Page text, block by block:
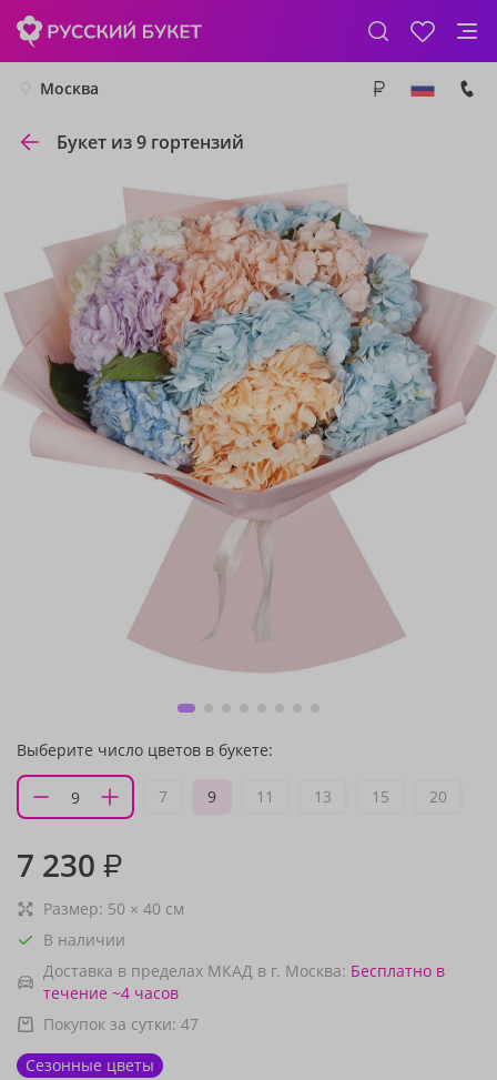
Москва
Букет из 9 гортензий
Выберите число цветов в букете:
7 9 11 13 15 20
7 230 ₽
Размер: 50 × 40 см
В наличии
Доставка в пределах МКАД в г. Москва: Бесплатно в
течение ~4 часов
Покупок за сутки: 47
Сезонные цветы